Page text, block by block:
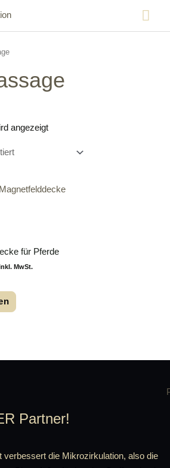
angezeigt
für Pferde
MwSt.
Partner!
verbessert die Mikrozirkulation, also die